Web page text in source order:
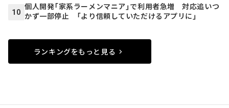
10
個人開発「家系ラーメンマニア」で利用者急増 対応追いつ
かず一部停止 「より信頼していただけるアプリに」
ランキングをもっと見る